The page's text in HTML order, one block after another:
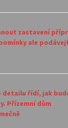
zastavení
ale
detailu řídí, jak
Přízemní dům